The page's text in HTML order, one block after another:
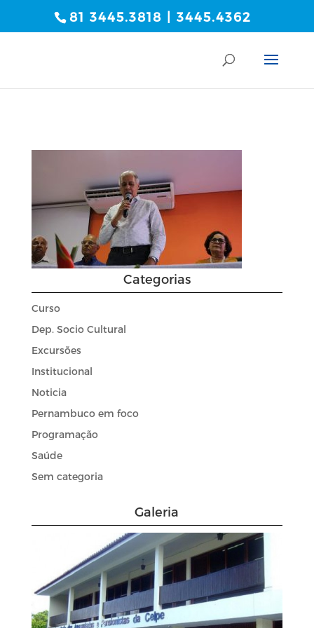
81 3445.3818 | 3445.4362
Categorias
Curso
Dep. Socio Cultural
Excursões
Institucional
Noticia
Pernambuco em foco
Programação
Saúde
Sem categoria
Galeria